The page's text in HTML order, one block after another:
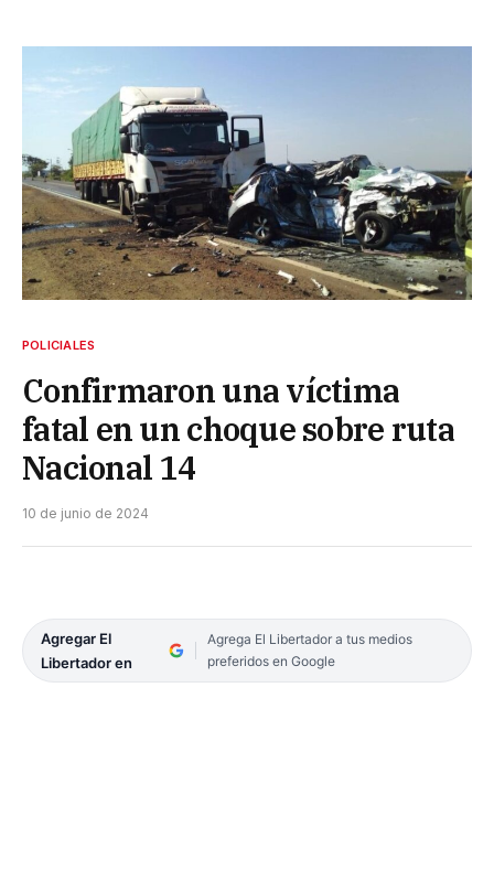
POLICIALES
Confirmaron una víctima
fatal en un choque sobre ruta
Nacional 14
10 de junio de 2024
Agregar El
Libertador en
Agrega El Libertador a tus medios
preferidos en Google